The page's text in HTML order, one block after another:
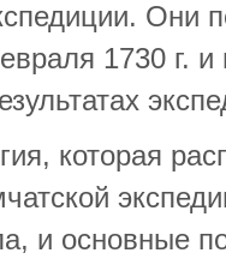
Они
1730 г.
которая
и основные